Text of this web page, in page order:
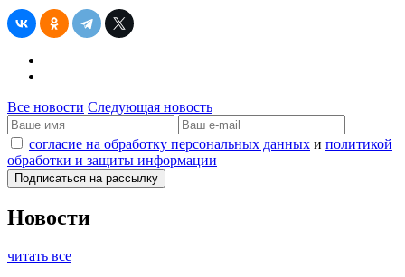
Все новости Следующая новость
согласие на обработку персональных данных и политикой
обработки и защиты информации
Новости
читать все